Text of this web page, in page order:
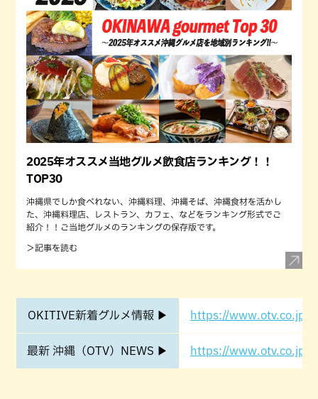
2025年オススメ当地グルメ飲食店ランキング！！
TOP30
沖縄県でしか食べれない、沖縄料理、沖縄そば、沖縄食材を活かし
た、沖縄料理店、レストラン、カフェ、などをランキング形式でご
紹介！！ご当地グルメのランキングの保存版です。
＞記事を読む
OKITIVE新着グルメ情報 ▶ https://www.otv.co.jp/
最新 沖縄（OTV）NEWS ▶ https://www.otv.co.jp/